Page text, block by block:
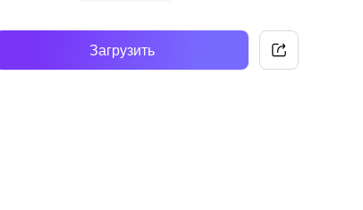
Загрузить